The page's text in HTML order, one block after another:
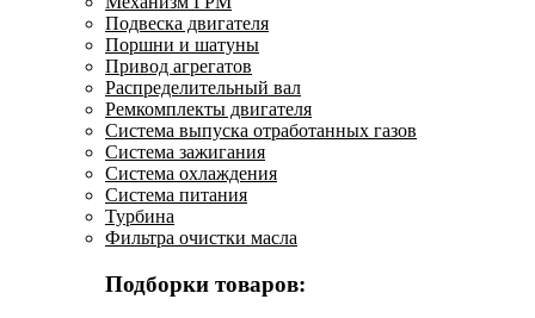
Подвеска двигателя
Поршни и шатуны
Привод агрегатов
Распределительный вал
Ремкомплекты двигателя
Система выпуска отработанных газов
Система зажигания
Система охлаждения
Система питания
Турбина
Фильтра очистки масла
Подборки товаров: